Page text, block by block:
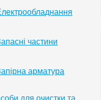
частини
арматура